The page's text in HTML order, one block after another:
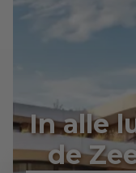
In alle
de